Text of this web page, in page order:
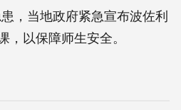
，当地政府紧急宣布波佐利
，以保障师生安全。